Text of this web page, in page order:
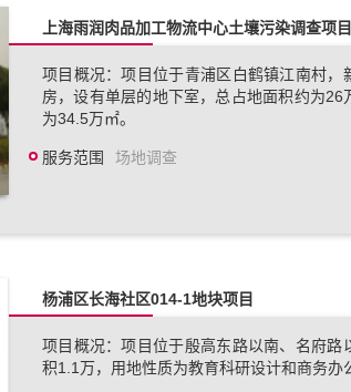
上海雨润肉品加工物流中心土壤污染调查项目
项目概况：项目位于青浦区白鹤镇江南村，
房，设有单层的地下室，总占地面积约为26
为34.5万㎡。
服务范围 场地调查
杨浦区长海社区014-1地块项目
项目概况：项目位于殷高东路以南、名府路
积1.1万，用地性质为教育科研设计和商务办